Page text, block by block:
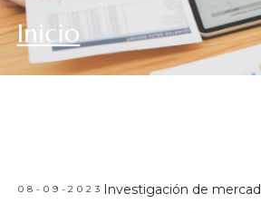
Inicio
08-09-2023 Investigación de